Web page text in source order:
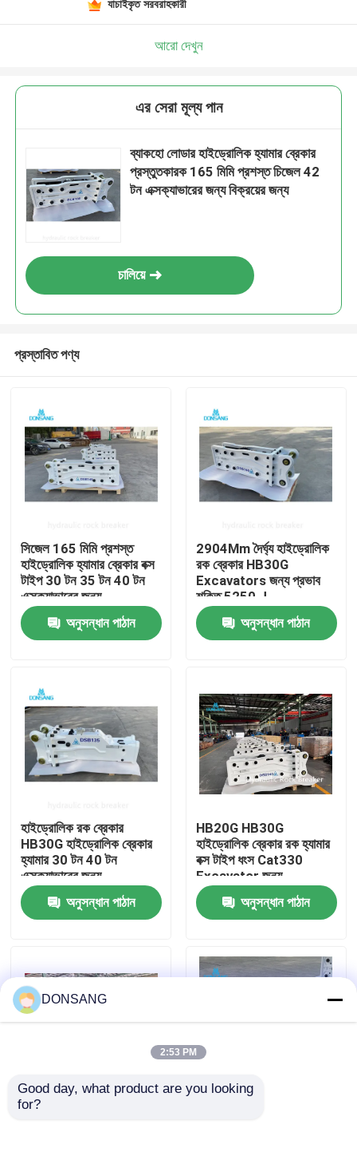
বাড়ি
পণ্য
আমাদের সম্পর্কে
কারখানা ভ্রমণ
যোগাযোগ করুন
হাইড্রোলিক রক ব্রেকার
যাচাইকৃত সরবরাহকারী
আরো দেখুন
এর সেরা মূল্য পান
ব্যাকহো লোডার হাইড্রোলিক হ্যামার ব্রেকার
প্রস্তুতকারক 165 মিমি প্রশস্ত চিজেল 42
টন এক্সক্যাভারের জন্য বিক্রয়ের জন্য
চালিয়ে
প্রস্তাবিত পণ্য
সিজেল 165 মিমি প্রশস্ত
হাইড্রোলিক হ্যামার ব্রেকার বক্স
টাইপ 30 টন 35 টন 40 টন
এক্সক্যাভারের জন্য
অনুসন্ধান পাঠান
2904Mm দৈর্ঘ্য হাইড্রোলিক
রক ব্রেকার HB30G
Excavators জন্য প্রভাব
শক্তি 5250 J
অনুসন্ধান পাঠান
হাইড্রোলিক রক ব্রেকার
HB30G হাইড্রোলিক ব্রেকার
হ্যামার 30 টন 40 টন
এক্সক্যাভারের জন্য
অনুসন্ধান পাঠান
HB20G HB30G
হাইড্রোলিক ব্রেকার রক হ্যামার
বক্স টাইপ ধংস Cat330
Excavator জন্য
অনুসন্ধান পাঠান
সিজেল 165 মিমি প্রশস্ত
DONSANG
2:53 PM
Good day, what product are you looking
for?